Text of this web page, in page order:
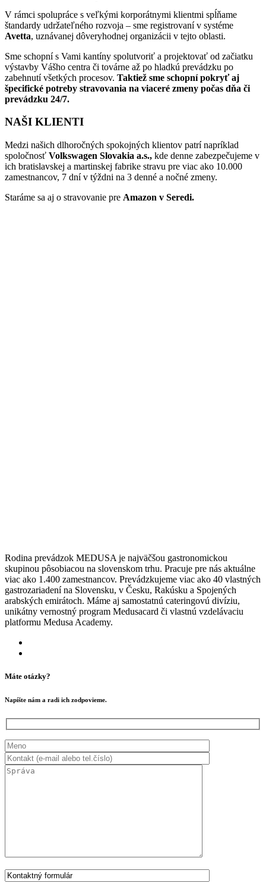
V rámci spolupráce s veľkými korporátnymi klientmi spĺňame
štandardy udržateľného rozvoja – sme registrovaní v systéme
Avetta, uznávanej dôveryhodnej organizácii v tejto oblasti.
Sme schopní s Vami kantíny spolutvoriť a projektovať od začiatku
výstavby Vášho centra či továrne až po hladkú prevádzku po
zabehnutí všetkých procesov. Taktiež sme schopní pokryť aj
špecifické potreby stravovania na viaceré zmeny počas dňa či
prevádzku 24/7.
NAŠI KLIENTI
Medzi našich dlhoročných spokojných klientov patrí napríklad
spoločnosť Volkswagen Slovakia a.s., kde denne zabezpečujeme v
ich bratislavskej a martinskej fabrike stravu pre viac ako 10.000
zamestnancov, 7 dní v týždni na 3 denné a nočné zmeny.
Staráme sa aj o stravovanie pre Amazon v Seredi.
Rodina prevádzok MEDUSA je najväčšou gastronomickou
skupinou pôsobiacou na slovenskom trhu. Pracuje pre nás aktuálne
viac ako 1.400 zamestnancov. Prevádzkujeme viac ako 40 vlastných
gastrozariadení na Slovensku, v Česku, Rakúsku a Spojených
arabských emirátoch. Máme aj samostatnú cateringovú divíziu,
unikátny vernostný program Medusacard či vlastnú vzdelávaciu
platformu Medusa Academy.
Máte otázky?
Napíšte nám a radi ich zodpovieme.